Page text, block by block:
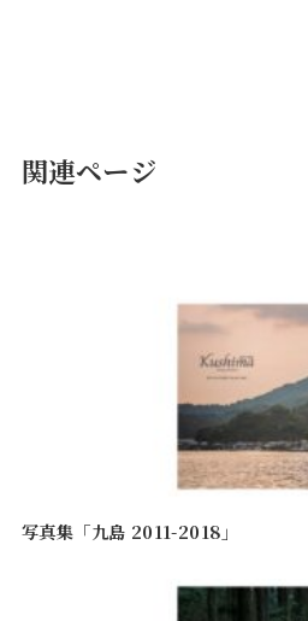
関連ページ
写真集「九島 2011-2018」